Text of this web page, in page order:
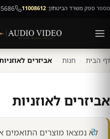
מספר ספק משרד הביטחון: 11008612
דף הבית חנות אביזרים
אביזרים לאוזניות
לא נמצאו מוצרים התואמים